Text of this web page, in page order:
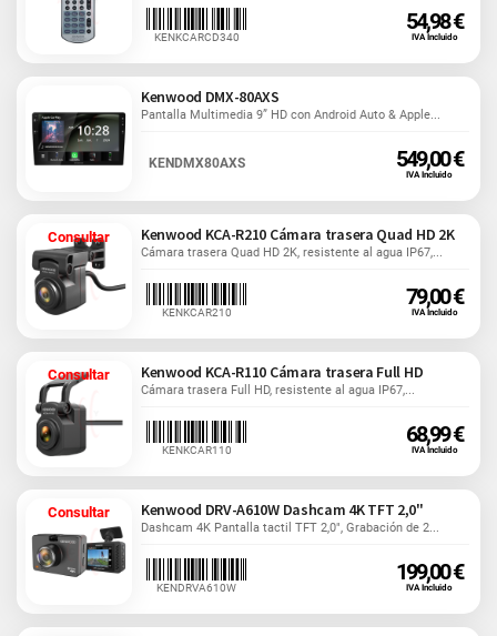
KENKCARCD340
54,98 €
IVA Incluido
Kenwood DMX-80AXS
Pantalla Multimedia 9” HD con Android Auto & Apple...
KENDMX80AXS 549,00 €
IVA Incluido
Consultar Kenwood KCA-R210 Cámara trasera Quad HD 2K
Cámara trasera Quad HD 2K, resistente al agua IP67,...
KENKCAR210
79,00 €
IVA Incluido
Consultar Kenwood KCA-R110 Cámara trasera Full HD
Cámara trasera Full HD, resistente al agua IP67,...
KENKCAR110
68,99 €
IVA Incluido
Consultar Kenwood DRV-A610W Dashcam 4K TFT 2,0"
Dashcam 4K Pantalla tactil TFT 2,0", Grabación de 2...
KENDRVA610W
199,00 €
IVA Incluido